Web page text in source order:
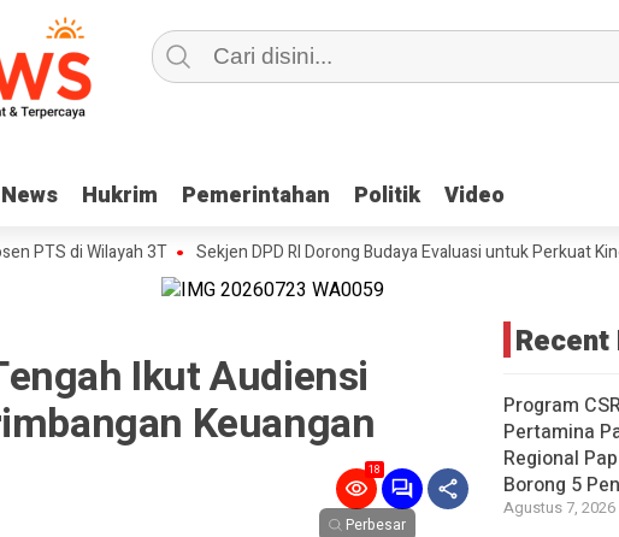
News Hukrim Pemerintahan Politik Video
News Hukrim Pemerintahan Politik Video
di Wilayah 3T Sekjen DPD RI Dorong Budaya Evaluasi untuk Perkuat Kinerja
Ikut Audiensi
Keuangan
18
Perbesar
Recent
Program
Pertamina
Regional
Borong 5
Agustus 7, 2026